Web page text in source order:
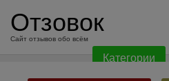
содержанию
Отзовок
Сайт отзывов обо всём
Категории